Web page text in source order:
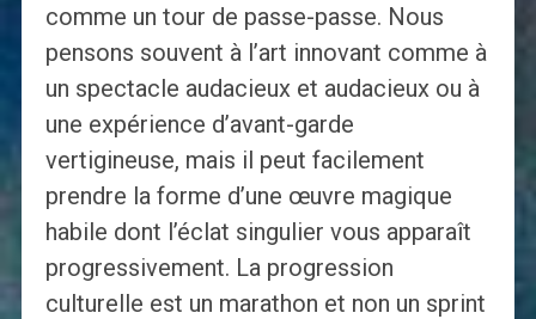
comme un tour de passe-passe. Nous
pensons souvent à l’art innovant comme à
un spectacle audacieux et audacieux ou à
une expérience d’avant-garde
vertigineuse, mais il peut facilement
prendre la forme d’une œuvre magique
habile dont l’éclat singulier vous apparaît
progressivement. La progression
culturelle est un marathon et non un sprint